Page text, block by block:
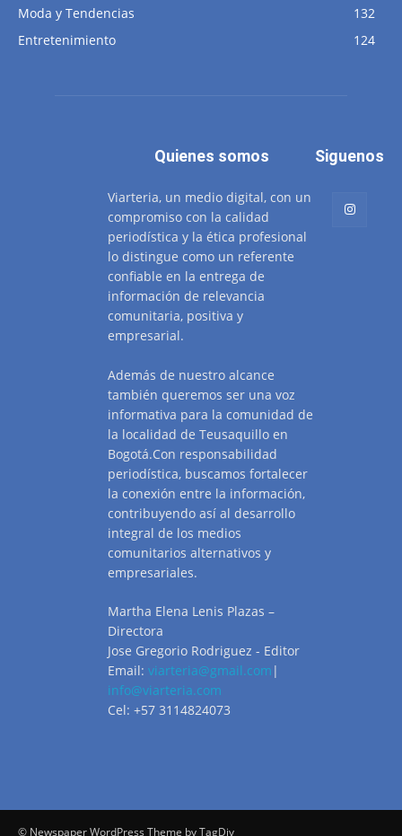
Moda y Tendencias
132
Entretenimiento
124
Quienes somos
Viarteria, un medio digital, con un
compromiso con la calidad
periodística y la ética profesional
lo distingue como un referente
confiable en la entrega de
información de relevancia
comunitaria, positiva y
empresarial.
Además de nuestro alcance
también queremos ser una voz
informativa para la comunidad de
la localidad de Teusaquillo en
Bogotá.Con responsabilidad
periodística, buscamos fortalecer
la conexión entre la información,
contribuyendo así al desarrollo
integral de los medios
comunitarios alternativos y
empresariales.
Martha Elena Lenis Plazas –
Directora
Jose Gregorio Rodriguez - Editor
Email: viarteria@gmail.com |
info@viarteria.com
Cel: +57 3114824073
Siguenos
© Newspaper WordPress Theme by TagDiv